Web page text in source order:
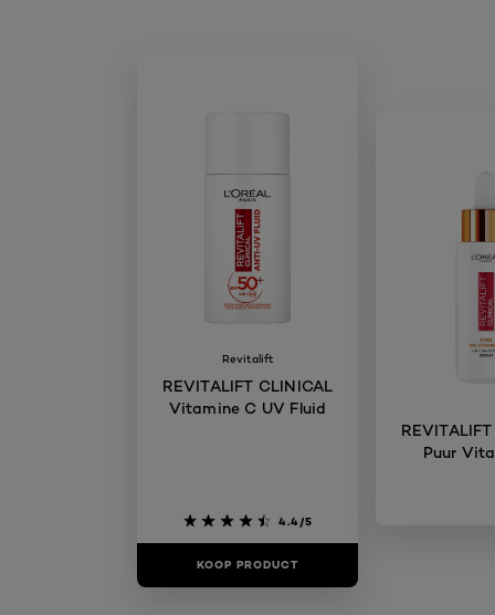
Revitalift
REVITALIFT CLINICAL
Vitamine C UV Fluid
4.4/5
KOOP PRODUCT
Puur